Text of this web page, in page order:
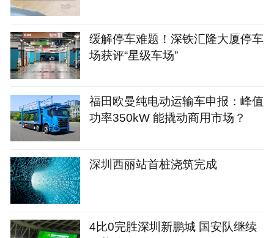
缓解停车难题！深铁汇隆大厦停车
场获评“星级车场”
福田欧曼纯电动运输车申报：峰值
功率350kW 能撬动商用市场？
深圳西丽站首桩浇筑完成
4比0完胜深圳新鹏城 国安队继续